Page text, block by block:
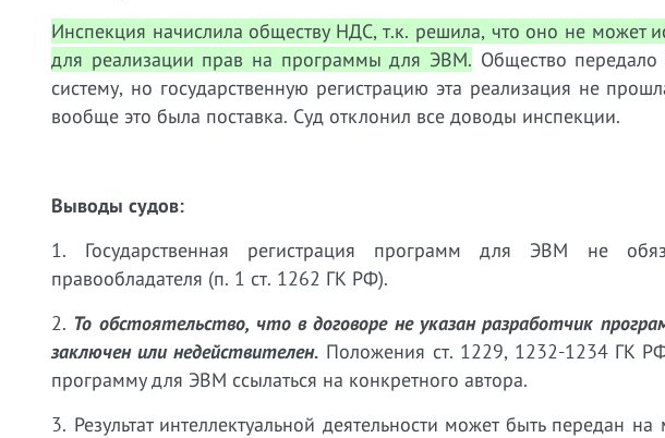
Инспекция начислила обществу НДС, т.к. решила, что оно не может
для реализации прав на программы для ЭВМ. Общество
систему, но государственную регистрацию эта реализация не
вообще это была поставка. Суд отклонил все доводы инспекции.
Выводы судов:
1. Государственная регистрация программ для ЭВМ не
правообладателя (п. 1 ст. 1262 ГК РФ).
2. То обстоятельство, что в договоре не указан разработчик
заключен или недействителен. Положения ст. 1229, 1232-1234 ГК
программу для ЭВМ ссылаться на конкретного автора.
3. Результат интеллектуальной деятельности может быть передан